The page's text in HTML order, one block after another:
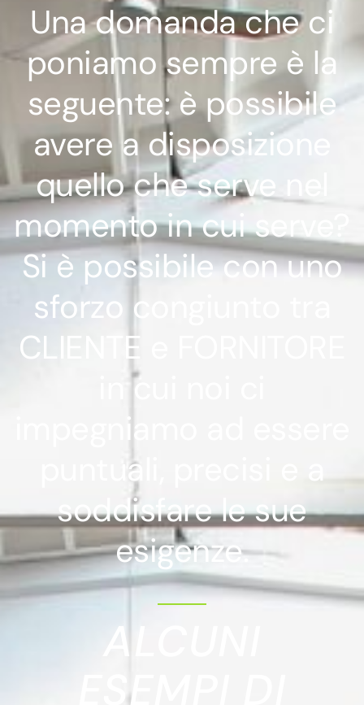
Una domanda che ci
poniamo sempre è la
seguente: è possibile
avere a disposizione
quello che serve nel
momento in cui serve?
Si è possibile con uno
sforzo congiunto tra
CLIENTE e FORNITORE
in cui noi ci
impegniamo ad essere
puntuali, precisi e a
soddisfare le sue
esigenze.
ALCUNI
ESEMPI DI